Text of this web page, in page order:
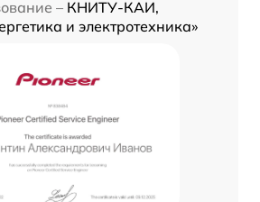
– КНИТУ-КАИ,
и электротехника»